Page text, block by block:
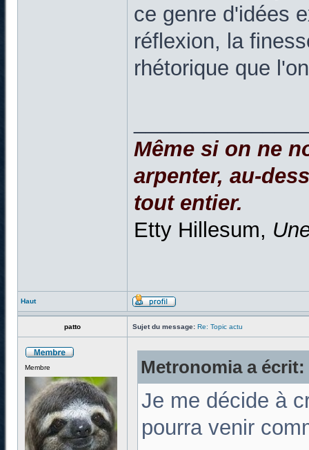
ce genre d'idées
réflexion, la
rhétorique que
Même si on ne
arpenter, au-
tout entier.
Etty Hillesum,
Haut
patto Sujet du message: Re: Topic actu
Membre Metronomia a écrit:
Je me décide à
pourra venir